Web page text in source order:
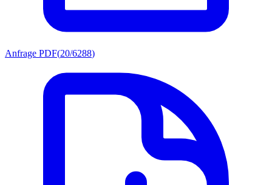
Anfrage PDF(20/6288)